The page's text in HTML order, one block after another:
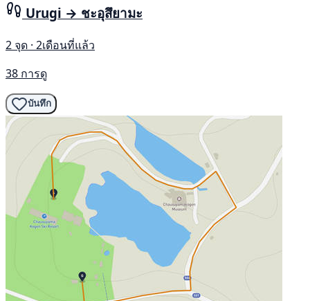
Urugi → ชะอุสึยามะ
2 จุด · 2เดือนที่แล้ว
38 การดู
บันทึก